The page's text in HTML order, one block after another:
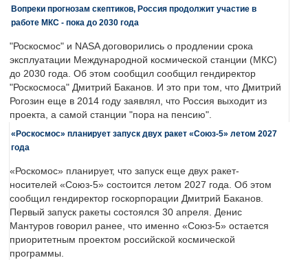
Вопреки прогнозам скептиков, Россия продолжит участие в
работе МКС - пока до 2030 года
"Роскосмос" и NASA договорились о продлении срока
эксплуатации Международной космической станции (МКС)
до 2030 года. Об этом сообщил сообщил гендиректор
"Роскосмоса" Дмитрий Баканов. И это при том, что Дмитрий
Рогозин еще в 2014 году заявлял, что Россия выходит из
проекта, а самой станции "пора на пенсию".
«Роскосмос» планирует запуск двух ракет «Союз-5» летом 2027
года
«Роскомос» планирует, что запуск еще двух ракет-
носителей «Союз-5» состоится летом 2027 года. Об этом
сообщил гендиректор госкорпорации Дмитрий Баканов.
Первый запуск ракеты состоялся 30 апреля. Денис
Мантуров говорил ранее, что именно «Союз-5» остается
приоритетным проектом российской космической
программы.